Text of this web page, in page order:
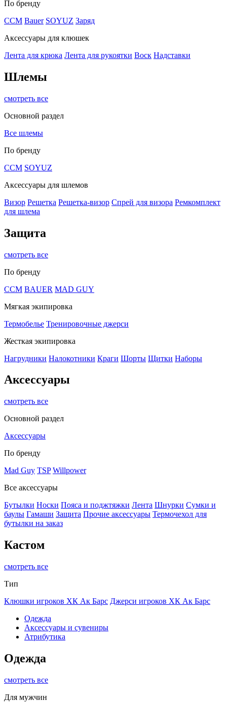
По бренду
CCM Bauer SOYUZ Заряд
Аксессуары для клюшек
Лента для крюка Лента для рукоятки Воск Надставки
Шлемы
смотреть все
Основной раздел
Все шлемы
По бренду
CCM SOYUZ
Аксессуары для шлемов
Визор Решетка Решетка-визор Спрей для визора Ремкомплект
для шлема
Защита
смотреть все
По бренду
CCM BAUER MAD GUY
Мягкая экипировка
Термобелье Тренировочные джерси
Жесткая экипировка
Нагрудники Налокотники Краги Шорты Щитки Наборы
Аксессуары
смотреть все
Основной раздел
Аксессуары
По бренду
Mad Guy TSP Willpower
Все аксессуары
Бутылки Носки Пояса и поджтяжки Лента Шнурки Сумки и
баулы Гамаши Защита Прочие аксессуары Термочехол для
бутылки на заказ
Кастом
смотреть все
Тип
Клюшки игроков ХК Ак Барс Джерси игроков ХК Ак Барс
Одежда
Аксессуары и сувениры
Атрибутика
Одежда
смотреть все
Для мужчин